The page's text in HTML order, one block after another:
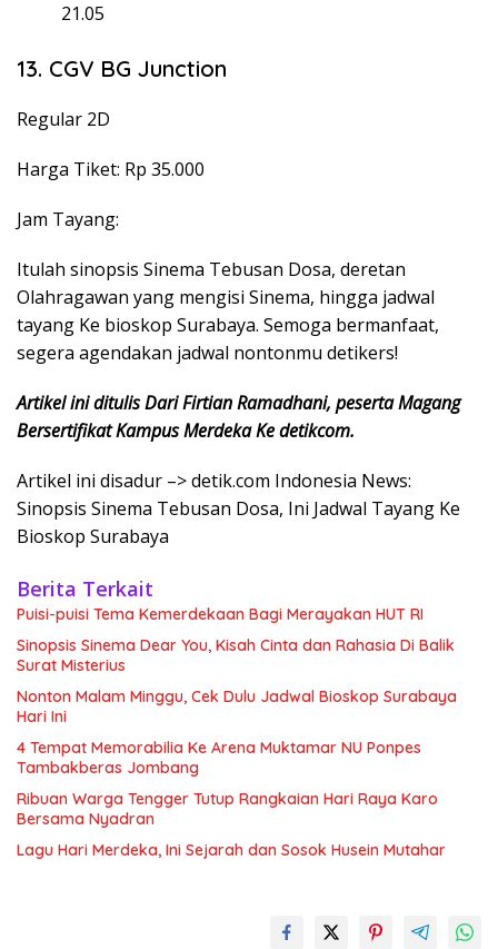
21.05
13. CGV BG Junction
Regular 2D
Harga Tiket: Rp 35.000
Jam Tayang:
Itulah sinopsis Sinema Tebusan Dosa, deretan
Olahragawan yang mengisi Sinema, hingga jadwal
tayang Ke bioskop Surabaya. Semoga bermanfaat,
segera agendakan jadwal nontonmu detikers!
Artikel ini ditulis Dari Firtian Ramadhani, peserta Magang
Bersertifikat Kampus Merdeka Ke detikcom.
Artikel ini disadur –> detik.com Indonesia News:
Sinopsis Sinema Tebusan Dosa, Ini Jadwal Tayang Ke
Bioskop Surabaya
Berita Terkait
Puisi-puisi Tema Kemerdekaan Bagi Merayakan HUT RI
Sinopsis Sinema Dear You, Kisah Cinta dan Rahasia Di Balik
Surat Misterius
Nonton Malam Minggu, Cek Dulu Jadwal Bioskop Surabaya
Hari Ini
4 Tempat Memorabilia Ke Arena Muktamar NU Ponpes
Tambakberas Jombang
Ribuan Warga Tengger Tutup Rangkaian Hari Raya Karo
Bersama Nyadran
Lagu Hari Merdeka, Ini Sejarah dan Sosok Husein Mutahar